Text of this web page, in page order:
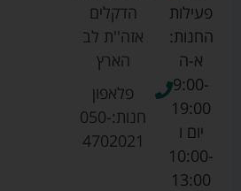
הדקלים
אזה''ת לב
הארץ
פלאפון
חנות:050-
4702021
פעילות
החנות:
א-ה
9:00-
19:00
יום ו
10:00-
13:00